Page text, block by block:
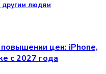
другим людям
цен: iPhone,
с 2027 года